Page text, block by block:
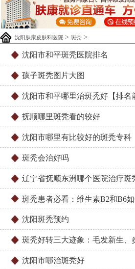
沈阳肤康皮肤科医院 > 斑秃 >
沈阳市和平斑秃医院排名
孩子斑秃图片大图
沈阳市和平哪里治斑秃好【排名
抚顺哪里斑秃看的较好
沈阳市哪里有比较好的斑秃专科
斑秃会治好吗
辽宁省抚顺东洲哪个医院治疗斑
斑秃患者必看：维生素B2和B6
沈阳斑秃预约
斑秃好转三大迹象：毛发新生、
沈阳市哪治斑秃好